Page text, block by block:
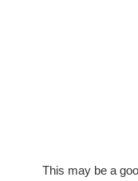
This may be a